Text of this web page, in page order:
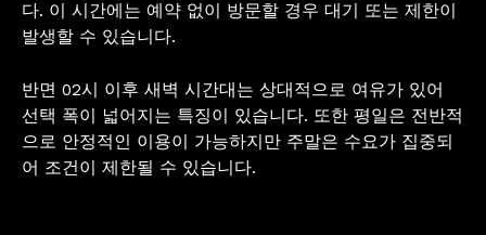
다. 이 시간에는 예약 없이 방문할 경우 대기 또는 제한이
발생할 수 있습니다.
반면 02시 이후 새벽 시간대는 상대적으로 여유가 있어
선택 폭이 넓어지는 특징이 있습니다. 또한 평일은 전반적
으로 안정적인 이용이 가능하지만 주말은 수요가 집중되
어 조건이 제한될 수 있습니다.